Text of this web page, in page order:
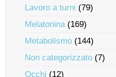
Lavoro a turni (79)
Melatonina(169)
Metabolismo (144)
Non categorizzato (7)
Occhi (12)